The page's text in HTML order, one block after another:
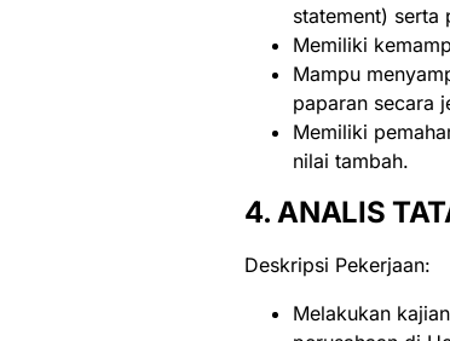
statement) serta
Memiliki
Mampu
paparan secara
Memiliki
nilai tambah.
4. ANALIS
Deskripsi Pekerjaan:
Melakukan